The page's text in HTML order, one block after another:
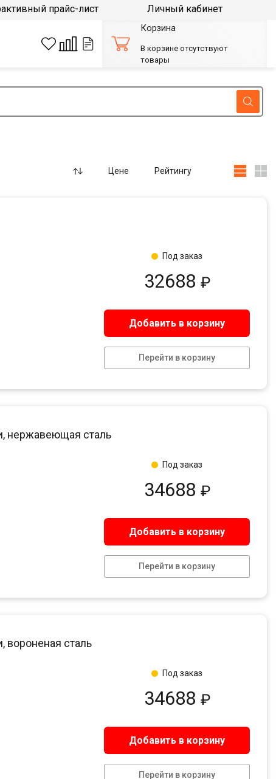
Цене Рейтингу
32688 ₽
Добавить в корзину
Перейти в корзину
Под заказ
нержавеющая сталь
34688 ₽
Добавить в корзину
Перейти в корзину
Под заказ
вороненая сталь
34688 ₽
Добавить в корзину
Перейти в корзину
Под заказ
прайс-лист Личный кабинет
Корзина
В корзине отсутствуют
товары